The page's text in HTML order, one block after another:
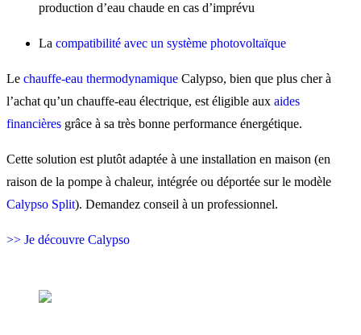
production d’eau chaude en cas d’imprévu
La compatibilité avec un système photovoltaïque
Le chauffe-eau thermodynamique Calypso, bien que plus cher à
l’achat qu’un chauffe-eau électrique, est éligible aux aides
financières grâce à sa très bonne performance énergétique.
Cette solution est plutôt adaptée à une installation en maison (en
raison de la pompe à chaleur, intégrée ou déportée sur le modèle
Calypso Split). Demandez conseil à un professionnel.
>> Je découvre Calypso